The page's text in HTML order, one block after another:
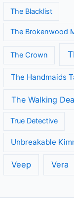
The Blacklist
The Brokenwood
The Crown
The Handmaids
The Walking
True Detective
Unbreakable
Veep Vera